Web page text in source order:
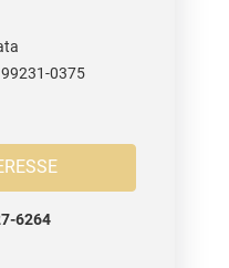
0375
6264